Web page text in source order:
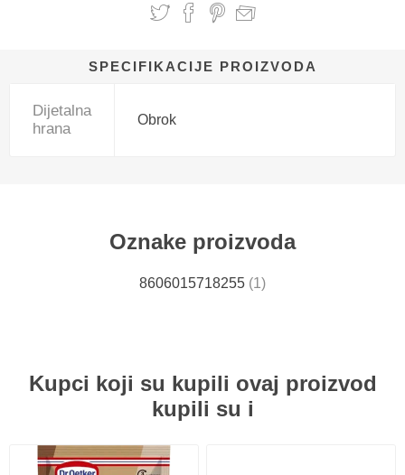
SPECIFIKACIJE PROIZVODA
Dijetalna
hrana
Obrok
Oznake proizvoda
8606015718255 (1)
Kupci koji su kupili ovaj proizvod
kupili su i